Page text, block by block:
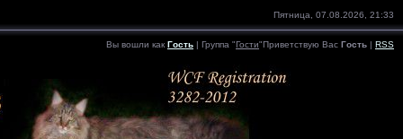
Пятница, 07.08.2026, 21:33
Вы вошли как Гость | Группа "Гости"Приветствую Вас Гость | RSS